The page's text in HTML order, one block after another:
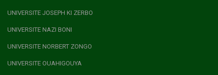
UNIVERSITE JOSEPH KI ZERBO
UNIVERSITE NAZI BONI
UNIVERSITE NORBERT ZONGO
UNIVERSITE OUAHIGOUYA